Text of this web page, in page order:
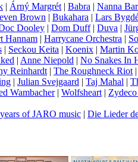
| Árný Margrét | Babra | Nanna
Brown | Bukahara | Lars
Dooley | Dom Duff| Duva |
Hannam | Harrycane Orchestra |
| Seckou Keita | Koenix | Martin
| Anne Niepold | No Snakes In
Reinhardt | The Roughneck Riot |
| Julian Svejgaard | Taj Mahal |
Wambacher| Wolfsheart |
of JARO music | Die Lieder